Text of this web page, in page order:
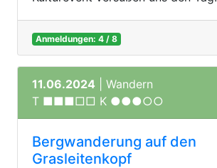
Anmeldungen: 4 / 8
11.06.2024 | Wandern
T ■■■□□ K ●●●○○
Bergwanderung auf den
Grasleitenkopf